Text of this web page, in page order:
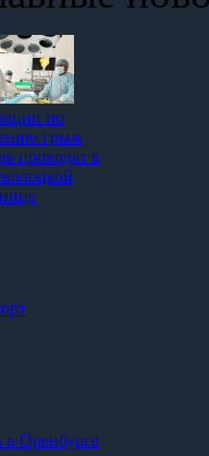
по
грыж
проводят в
в Оренбурге